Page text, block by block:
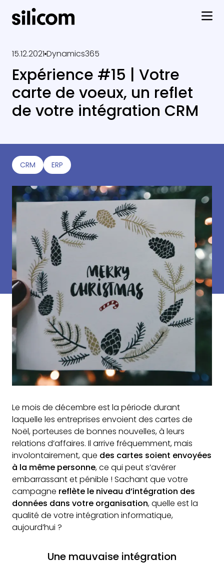
15.12.2021 Dynamics365
Expérience #15 | Votre
carte de voeux, un reflet
de votre intégration CRM
CRM ERP
Le mois de décembre est la période durant
laquelle les entreprises envoient des cartes de
Noël, porteuses de bonnes nouvelles, à leurs
relations d’affaires. Il arrive fréquemment, mais
involontairement, que des cartes soient envoyées
à la même personne, ce qui peut s’avérer
embarrassant et pénible ! Sachant que votre
campagne reflète le niveau d’intégration des
données dans votre organisation, quelle est la
qualité de votre intégration informatique,
aujourd’hui ?
Une mauvaise intégration